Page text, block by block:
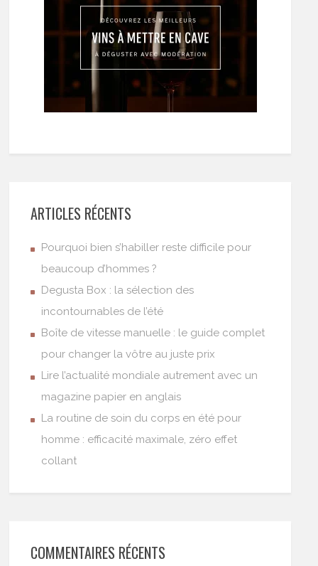
ARTICLES RÉCENTS
Pourquoi bien s’habiller reste difficile pour
beaucoup d’hommes ?
Degusta Box : la sélection des
incontournables de l’été
Boîte de vitesse manuelle : le guide complet
pour changer la vôtre au juste prix
Lire l’actualité mondiale autrement avec un
magazine papier en anglais
La routine de soin du corps en été pour
homme : efficacité maximale, zéro effet
collant
COMMENTAIRES RÉCENTS